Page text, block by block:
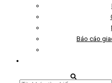
Báo cáo